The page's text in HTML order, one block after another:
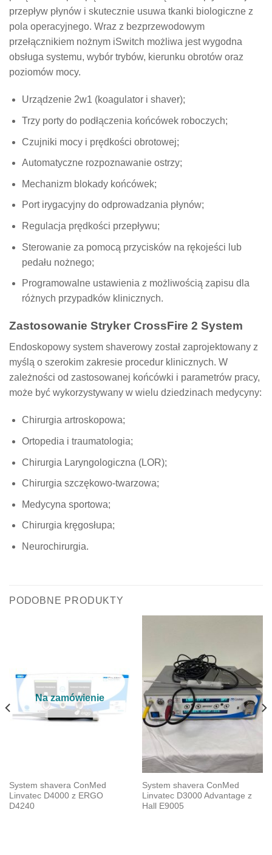
przepływ płynów i skutecznie usuwa tkanki biologiczne z
pola operacyjnego. Wraz z bezprzewodowym
przełącznikiem nożnym iSwitch możliwa jest wygodna
obsługa systemu, wybór trybów, kierunku obrotów oraz
poziomów mocy.
Urządzenie 2w1 (koagulator i shaver);
Trzy porty do podłączenia końcówek roboczych;
Czujniki mocy i prędkości obrotowej;
Automatyczne rozpoznawanie ostrzy;
Mechanizm blokady końcówek;
Port irygacyjny do odprowadzania płynów;
Regulacja prędkości przepływu;
Sterowanie za pomocą przycisków na rękojeści lub
pedału nożnego;
Programowalne ustawienia z możliwością zapisu dla
różnych przypadków klinicznych.
Zastosowanie Stryker CrossFire 2 System
Endoskopowy system shaverowy został zaprojektowany z
myślą o szerokim zakresie procedur klinicznych. W
zależności od zastosowanej końcówki i parametrów pracy,
może być wykorzystywany w wielu dziedzinach medycyny:
Chirurgia artroskopowa;
Ortopedia i traumatologia;
Chirurgia Laryngologiczna (LOR);
Chirurgia szczękowo-twarzowa;
Medycyna sportowa;
Chirurgia kręgosłupa;
Neurochirurgia.
PODOBNE PRODUKTY
Na zamówienie
System shavera ConMed
Linvatec D4000 z ERGO
D4240
System shavera ConMed
Linvatec D3000 Advantage z
Hall E9005